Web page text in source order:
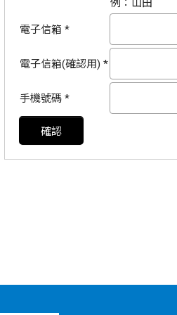
例：山田
電子信箱 *
電子信箱(確認用) *
手機號碼 *
確認